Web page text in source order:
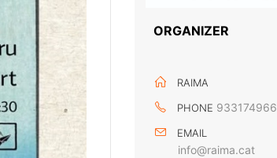
ORGANIZER
RAIMA
PHONE 933174966
EMAIL
info@raima.cat